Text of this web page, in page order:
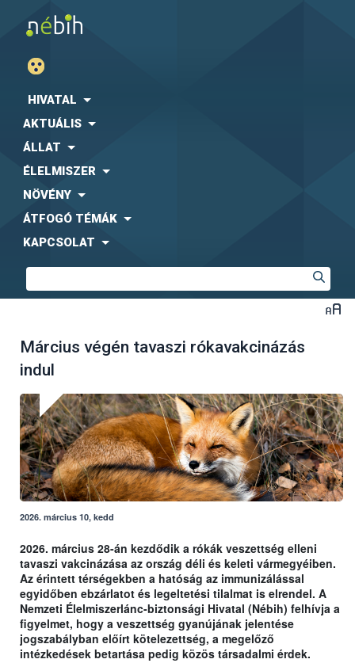
HIVATAL
AKTUÁLIS
ÁLLAT
ÉLELMISZER
NÖVÉNY
ÁTFOGÓ TÉMÁK
KAPCSOLAT
Március végén tavaszi rókavakcinázás
indul
2026. március 10, kedd
2026. március 28-án kezdődik a rókák veszettség elleni
tavaszi vakcinázása az ország déli és keleti vármegyéiben.
Az érintett térségekben a hatóság az immunizálással
egyidőben ebzárlatot és legeltetési tilalmat is elrendel. A
Nemzeti Élelmiszerlánc-biztonsági Hivatal (Nébih) felhívja a
figyelmet, hogy a veszettség gyanújának jelentése
jogszabályban előírt kötelezettség, a megelőző
intézkedések betartása pedig közös társadalmi érdek.